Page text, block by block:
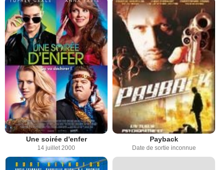
Une soirée d'enfer
14 juillet 2000
Payback
Date de sortie inconnue